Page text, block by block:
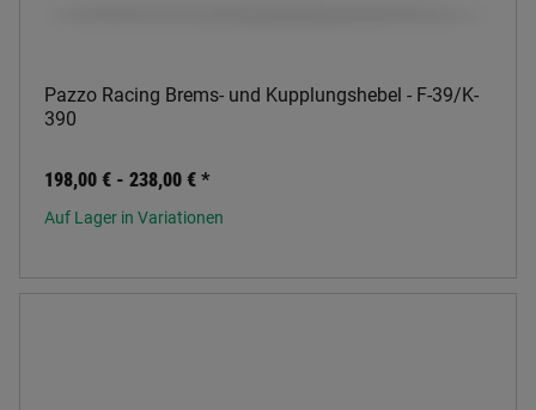
Pazzo Racing Brems- und Kupplungshebel - F-39/K-
390
198,00 € - 238,00 € *
Auf Lager in Variationen